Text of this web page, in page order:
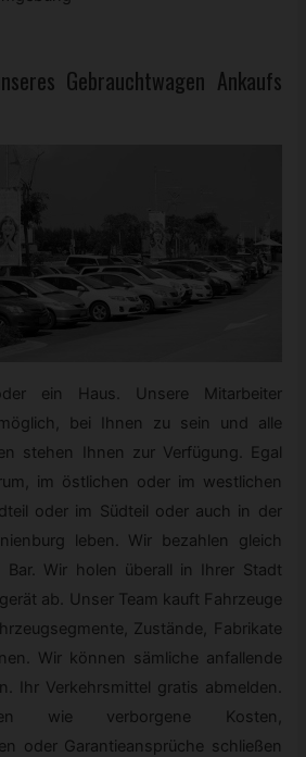
Gebrauchtwagen Ankaufs
ein Haus. Unsere Mitarbeiter
bei Ihnen zu sein und alle
stehen Ihnen zur Verfügung. Egal
im östlichen oder im westlichen
oder im Südteil oder auch in der
leben. Wir bezahlen gleich
Bar. Wir holen überall in Ihrer Stadt
ab. Unser Team kauft Fahrzeuge
Zustände, Fabrikate
Wir können sämliche anfallende
Ihr Verkehrsmittel gratis abmelden.
wie verborgene Kosten,
oder Garantieansprüche schließen